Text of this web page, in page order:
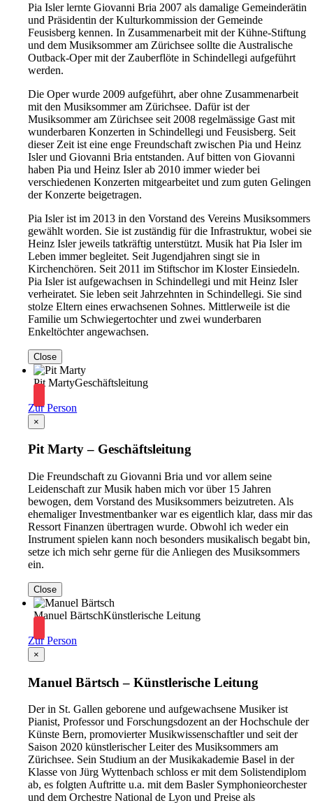
Pia Isler lernte Giovanni Bria 2007 als damalige Gemeinderätin
und Präsidentin der Kulturkommission der Gemeinde
Feusisberg kennen. In Zusammenarbeit mit der Kühne-Stiftung
und dem Musiksommer am Zürichsee sollte die Australische
Outback-Oper mit der Zauberflöte in Schindellegi aufgeführt
werden.
Die Oper wurde 2009 aufgeführt, aber ohne Zusammenarbeit
mit den Musiksommer am Zürichsee. Dafür ist der
Musiksommer am Zürichsee seit 2008 regelmässige Gast mit
wunderbaren Konzerten in Schindellegi und Feusisberg. Seit
dieser Zeit ist eine enge Freundschaft zwischen Pia und Heinz
Isler und Giovanni Bria entstanden. Auf bitten von Giovanni
haben Pia und Heinz Isler ab 2010 immer wieder bei
verschiedenen Konzerten mitgearbeitet und zum guten Gelingen
der Konzerte beigetragen.
Pia Isler ist im 2013 in den Vorstand des Vereins Musiksommers
gewählt worden. Sie ist zuständig für die Infrastruktur, wobei sie
Heinz Isler jeweils tatkräftig unterstützt. Musik hat Pia Isler im
Leben immer begleitet. Seit Jugendjahren singt sie in
Kirchenchören. Seit 2011 im Stiftschor im Kloster Einsiedeln.
Pia Isler ist aufgewachsen in Schindellegi und mit Heinz Isler
verheiratet. Sie leben seit Jahrzehnten in Schindellegi. Sie sind
stolze Eltern eines erwachsenen Sohnes. Mittlerweile ist die
Familie um Schwiegertochter und zwei wunderbaren
Enkeltöchter angewachsen.
Close
Pit MartyGeschäftsleitung
Zur Person
×
Pit Marty – Geschäftsleitung
Die Freundschaft zu Giovanni Bria und vor allem seine
Leidenschaft zur Musik haben mich vor über 15 Jahren
bewogen, dem Vorstand des Musiksommers beizutreten. Als
ehemaliger Investmentbanker war es eigentlich klar, dass mir das
Ressort Finanzen übertragen wurde. Obwohl ich weder ein
Instrument spielen kann noch besonders musikalisch begabt bin,
setze ich mich sehr gerne für die Anliegen des Musiksommers
ein.
Close
Manuel BärtschKünstlerische Leitung
Zur Person
×
Manuel Bärtsch – Künstlerische Leitung
Der in St. Gallen geborene und aufgewachsene Musiker ist
Pianist, Professor und Forschungsdozent an der Hochschule der
Künste Bern, promovierter Musikwissenschaftler und seit der
Saison 2020 künstlerischer Leiter des Musiksommers am
Zürichsee. Sein Studium an der Musikakademie Basel in der
Klasse von Jürg Wyttenbach schloss er mit dem Solistendiplom
ab, es folgten Auftritte u.a. mit dem Basler Symphonieorchester
und dem Orchestre National de Lyon und Preise als